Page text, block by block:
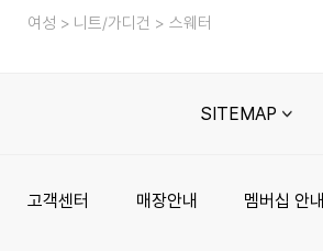
여성 니트/가디건 스웨터
SITEMAP
고객센터 매장안내 멤버십 안내